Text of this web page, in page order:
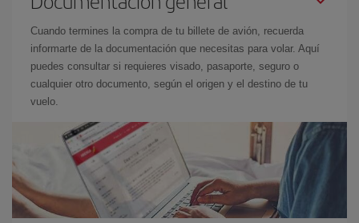
Cuando termines la compra de tu billete de avión, recuerda
informarte de la documentación que necesitas para volar. Aquí
puedes consultar si requieres visado, pasaporte, seguro o
cualquier otro documento, según el origen y el destino de tu
vuelo.